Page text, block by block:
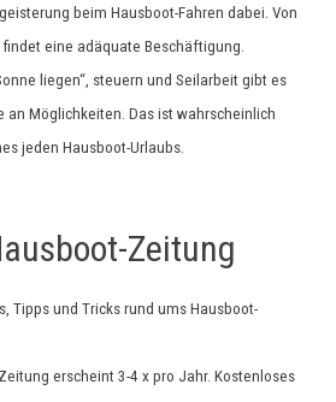
beim Hausboot-Fahren dabei. Von
findet eine adäquate Beschäftigung.
liegen“, steuern und Seilarbeit gibt es
an Möglichkeiten. Das ist wahrscheinlich
jeden Hausboot-Urlaubs.
Zeitung
Tipps und Tricks rund ums Hausboot-
erscheint 3-4 x pro Jahr. Kostenloses